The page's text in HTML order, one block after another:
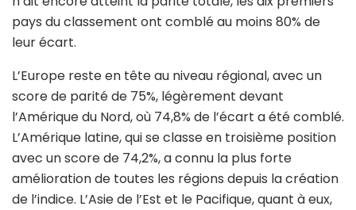
pays du classement ont comblé au moins 80% de
leur écart.
L’Europe reste en tête au niveau régional, avec un
score de parité de 75%, légèrement devant
l’Amérique du Nord, où 74,8% de l’écart a été comblé.
L’Amérique latine, qui se classe en troisième position
avec un score de 74,2%, a connu la plus forte
amélioration de toutes les régions depuis la création
de l’indice. L’Asie de l’Est et le Pacifique, quant à eux,